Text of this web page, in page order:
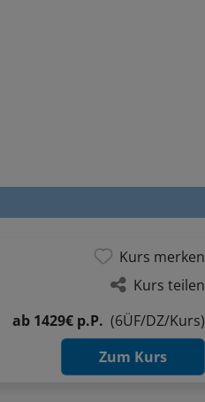
Kurs merken
Kurs teilen
ab 1429€ p.P. (6ÜF/DZ/Kurs)
Zum Kurs